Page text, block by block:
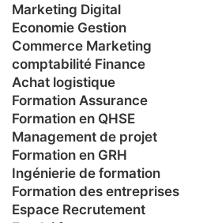
Marketing Digital
Economie Gestion
Commerce Marketing
comptabilité Finance
Achat logistique
Formation Assurance
Formation en QHSE
Management de projet
Formation en GRH
Ingénierie de formation
Formation des entreprises
Espace Recrutement